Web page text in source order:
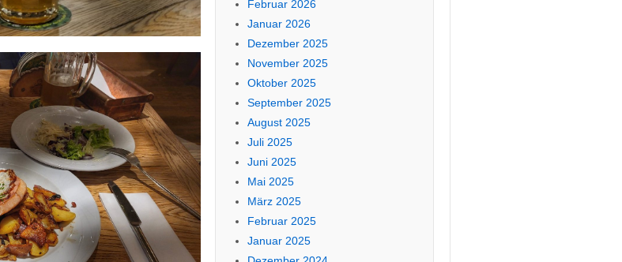
Februar 2026
Januar 2026
Dezember 2025
November 2025
Oktober 2025
September 2025
August 2025
Juli 2025
Juni 2025
Mai 2025
März 2025
Februar 2025
Januar 2025